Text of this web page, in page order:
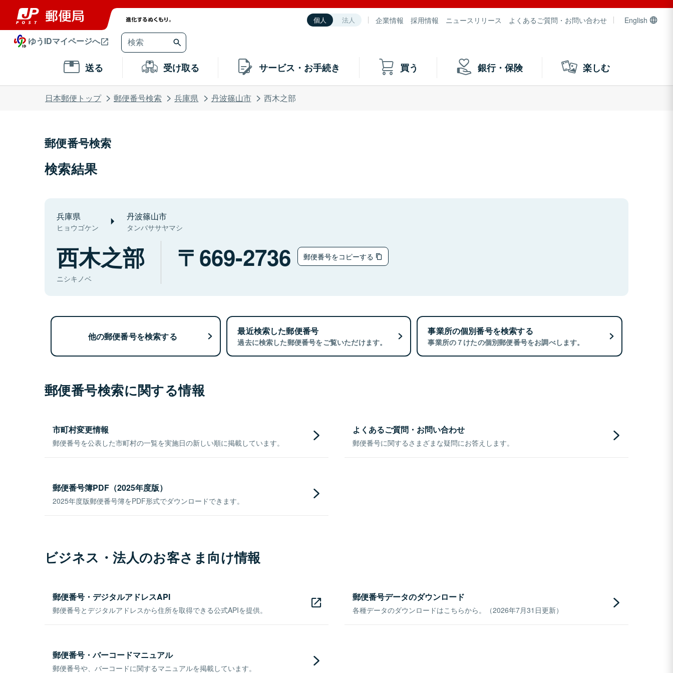
個人 法人 企業情報 採用情報 ニュースリリース よくあるご質問・お問い合わせ English
ゆうIDマイページへ
送る 受け取る サービス・お手続き 買う 銀行・保険 楽しむ
日本郵便トップ 郵便番号検索 兵庫県 丹波篠山市 西木之部
郵便番号検索
検索結果
兵庫県
ヒョウゴケン
丹波篠山市
タンバササヤマシ
西木之部
ニシキノベ
669-2736 郵便番号をコピーする
他の郵便番号を検索する 最近検索した郵便番号
過去に検索した郵便番号をご覧いただけます。
事業所の個別番号を検索する
事業所の７けたの個別郵便番号をお調べします。
郵便番号検索に関する情報
市町村変更情報
郵便番号を公表した市町村の一覧を実施日の新しい順に掲載しています。
よくあるご質問・お問い合わせ
郵便番号に関するさまざまな疑問にお答えします。
郵便番号簿PDF（2025年度版）
2025年度版郵便番号簿をPDF形式でダウンロードできます。
ビジネス・法人のお客さま向け情報
郵便番号・デジタルアドレスAPI
郵便番号とデジタルアドレスから住所を取得できる公式APIを提供。
郵便番号データのダウンロード
各種データのダウンロードはこちらから。（2026年7月31日更新）
郵便番号・バーコードマニュアル
郵便番号や、バーコードに関するマニュアルを掲載しています。